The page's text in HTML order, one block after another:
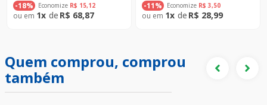
-18% Economize R$ 15,12
1 R$ 68,87
-11% Economize R$ 3,50
1 R$ 28,99
Quem comprou, comprou
também